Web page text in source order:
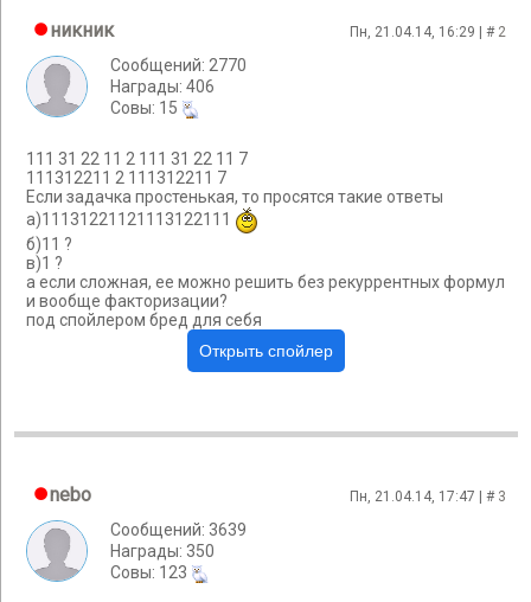
никник Пн, 21.04.14, 16:29 | # 2
Сообщений: 2770
Награды: 406
Cовы: 15
111 31 22 11 2 111 31 22 11 7
111312211 2 111312211 7
Если задачка простенькая, то просятся такие ответы
а)11131221121113122111
б)11 ?
в)1 ?
а если сложная, ее можно решить без рекуррентных формул
и вообще факторизации?
под спойлером бред для себя
nebo Пн, 21.04.14, 17:47 | # 3
Сообщений: 3639
Награды: 350
Cовы: 123